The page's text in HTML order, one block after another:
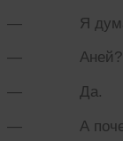
— Я
— Аней? –
— Да.
— А почему